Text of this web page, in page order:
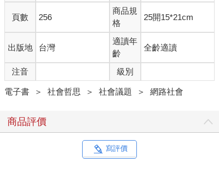
實受眾，然後用受眾的按讚、追蹤和其他互動率指標作為「影響
力」的證據，再獲得許多社會和經濟回報——其中有許多回報是
經由與商業品牌合作，把對方的訊息混雜到自己的訊息中。
要獲得回報，就要能夠塑造看似真實的公眾形象，這個概念已經
存在了幾世紀，而且在美國的企業文化中特別突出。媒體歷史學
家傑佛遜．普利（Jefferson Pooley）也指出1900年代早期的美國
文學陳述了美國文化當時就有而且持續至今的一個「核心矛
盾」：「忠於自己，才是你的戰略優勢。」 2000年代的技術和社
動，也重新決定了誰（或什麼）才有力量，而溝通的技術和社會
規範又是什麼。這就是網紅產業。而蓋文森發現這整件事在存在
頁數 256
商品規
格
25開15*21cm
出版地 台灣
適讀年
齡
全齡適讀
注音 級別
電子書 ＞ 社會哲思 ＞ 社會議題 ＞ 網路社會
商品評價
寫評價